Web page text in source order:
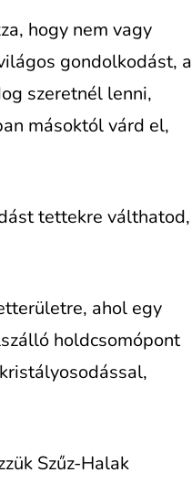
hogy nem vagy
gondolkodást, a
szeretnél lenni,
másoktól várd el,
tettekre válthatod,
ahol egy
holdcsomópont
Szűz-Halak